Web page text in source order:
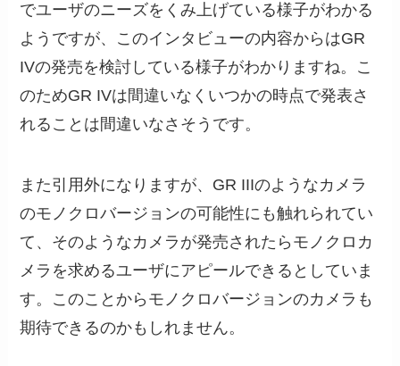
でユーザのニーズをくみ上げている様子がわかる
ようですが、このインタビューの内容からはGR
IVの発売を検討している様子がわかりますね。こ
のためGR IVは間違いなくいつかの時点で発表さ
れることは間違いなさそうです。
また引用外になりますが、GR IIIのようなカメラ
のモノクロバージョンの可能性にも触れられてい
て、そのようなカメラが発売されたらモノクロカ
メラを求めるユーザにアピールできるとしていま
す。このことからモノクロバージョンのカメラも
期待できるのかもしれません。